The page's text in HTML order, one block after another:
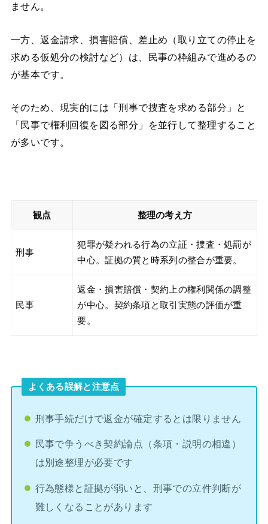
ません。
一方、返金請求、損害賠償、差止め（取り立ての停止を
求める仮処分の検討など）は、民事の枠組みで進めるの
が基本です。
そのため、現実的には「刑事で捜査を求める部分」と
「民事で権利回復を図る部分」を並行して整理すること
が多いです。
観点 整理の考え方
刑事
犯罪が疑われる行為の立証・捜査・処罰が
中心。証拠の質と時系列の整合が重要。
民事
返金・損害賠償・契約上の権利関係の調整
が中心。契約条項と取引実態の評価が重
要。
よくある誤解と注意点
刑事手続だけで返金が確定するとは限りません
民事で争うべき契約論点（条項・説明の相違）
は別途整理が必要です
行為態様と証拠が弱いと、刑事での立件判断が
難しくなることがあります